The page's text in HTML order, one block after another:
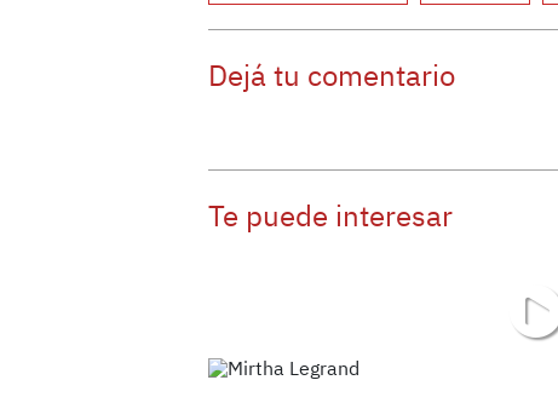
Dejá tu comentario
Te puede interesar